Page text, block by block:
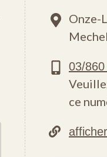
Onze-
ce